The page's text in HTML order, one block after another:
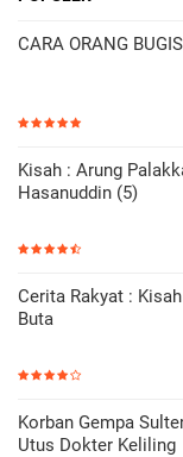
CARA ORANG
Kisah : Arung
Hasanuddin (5)
Cerita Rakyat :
Buta
Korban Gempa
Utus Dokter Keliling